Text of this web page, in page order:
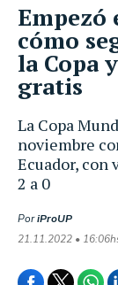
La Copa
noviembre
Ecuador, con
2 a 0
PoriProUP
21.11.2022 •
Empezó
cómo
la Copa
gratis